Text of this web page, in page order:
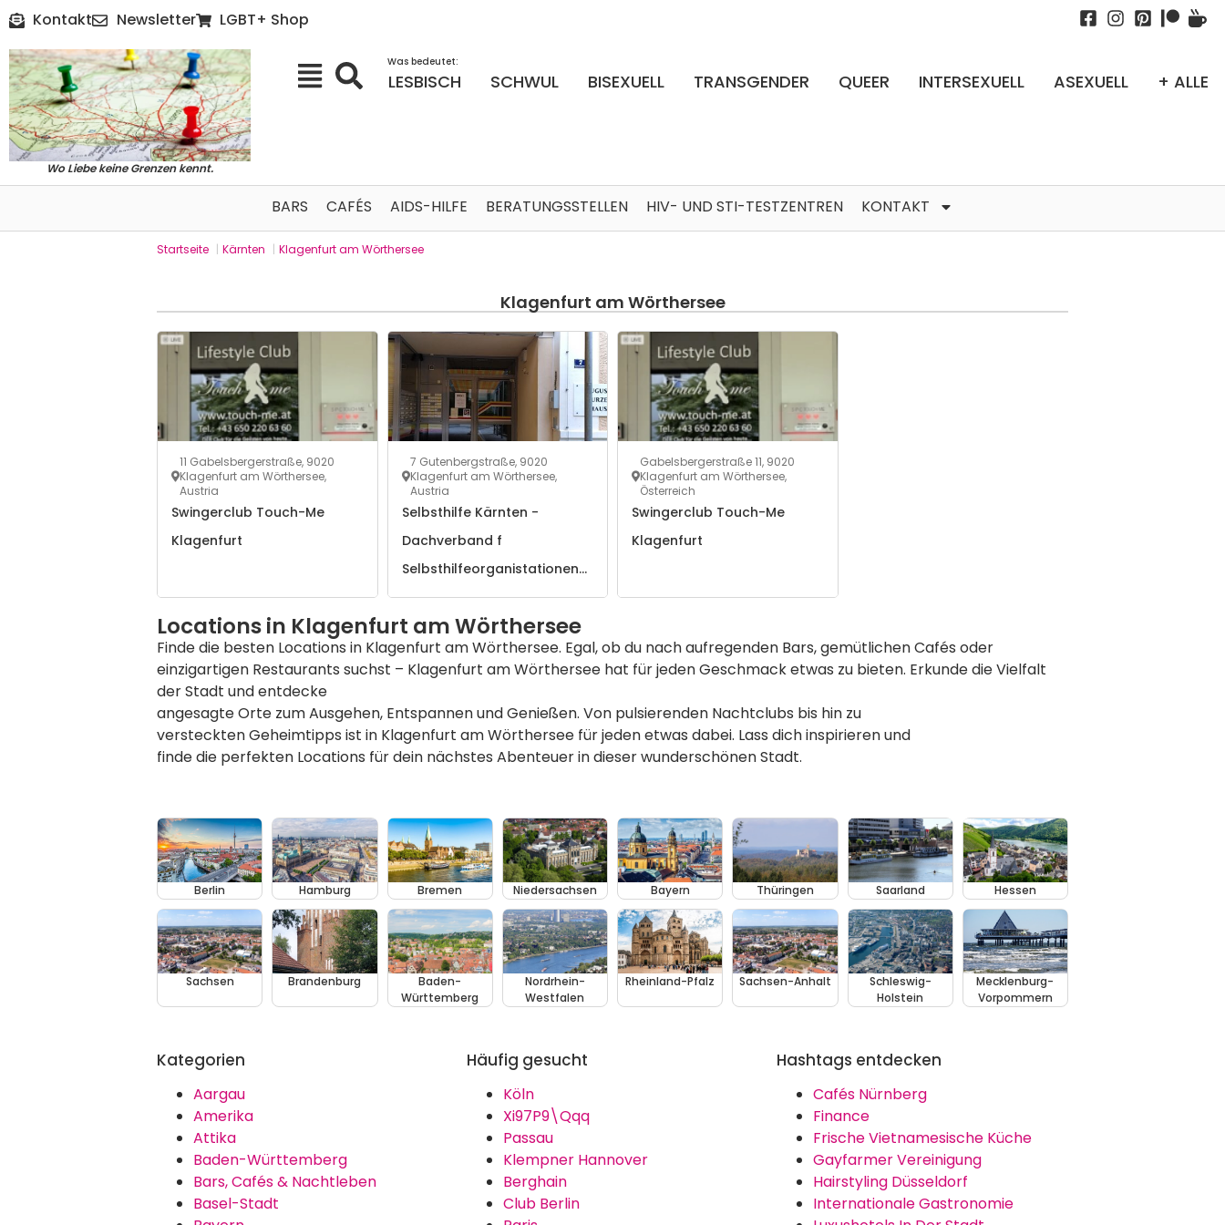
Kontakt Newsletter LGBT+ Shop
Wo Liebe keine Grenzen kennt.
Was bedeutet:
LESBISCH SCHWUL BISEXUELL TRANSGENDER QUEER INTERSEXUELL ASEXUELL + ALLE
BARS CAFÉS AIDS-HILFE BERATUNGSSTELLEN HIV- UND STI-TESTZENTREN KONTAKT
Startseite | Kärnten | Klagenfurt am Wörthersee
Klagenfurt am Wörthersee
11 Gabelsbergerstraße, 9020
Klagenfurt am Wörthersee,
Austria
Swingerclub Touch-Me
Klagenfurt
7 Gutenbergstraße, 9020
Klagenfurt am Wörthersee,
Austria
Selbsthilfe Kärnten -
Dachverband f
Selbsthilfeorganistationen
im Sozial- und
Gesundheitsbereich,
Behindertenverbände bzw. -
organisationen
Gabelsbergerstraße 11, 9020
Klagenfurt am Wörthersee,
Österreich
Swingerclub Touch-Me
Klagenfurt
Locations in Klagenfurt am Wörthersee
Finde die besten Locations in Klagenfurt am Wörthersee. Egal, ob du nach aufregenden Bars, gemütlichen Cafés oder
einzigartigen Restaurants suchst – Klagenfurt am Wörthersee hat für jeden Geschmack etwas zu bieten. Erkunde die Vielfalt
der Stadt und entdecke
angesagte Orte zum Ausgehen, Entspannen und Genießen. Von pulsierenden Nachtclubs bis hin zu
versteckten Geheimtipps ist in Klagenfurt am Wörthersee für jeden etwas dabei. Lass dich inspirieren und
finde die perfekten Locations für dein nächstes Abenteuer in dieser wunderschönen Stadt.
Berlin Hamburg Bremen Niedersachsen Bayern Thüringen Saarland Hessen
Sachsen Brandenburg
Baden-
Württemberg
Nordrhein-
Westfalen
Rheinland-Pfalz Sachsen-Anhalt
Schleswig-
Holstein
Mecklenburg-
Vorpommern
Kategorien
Aargau
Amerika
Attika
Baden-Württemberg
Bars, Cafés & Nachtleben
Basel-Stadt
Häufig gesucht
Köln
Xi97P9\Qqq
Passau
Klempner Hannover
Berghain
Club Berlin
Hashtags entdecken
Cafés Nürnberg
Finance
Frische Vietnamesische Küche
Gayfarmer Vereinigung
Hairstyling Düsseldorf
Internationale Gastronomie